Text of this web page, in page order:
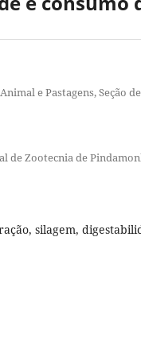
e Pastagens, Seção de
de Zootecnia de
silagem,